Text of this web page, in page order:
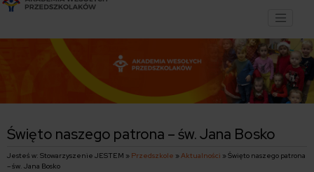
Stowarzyszenie JESTEM
Święto naszego patrona – św. Jana Bosko
Jesteś w: Stowarzyszenie JESTEM » Przedszkole »Aktualności » Święto naszego patrona
– św. Jana Bosko